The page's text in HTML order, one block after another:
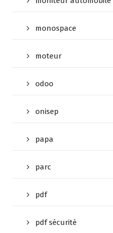
monospace
moteur
odoo
onisep
papa
parc
pdf
pdf sécurité